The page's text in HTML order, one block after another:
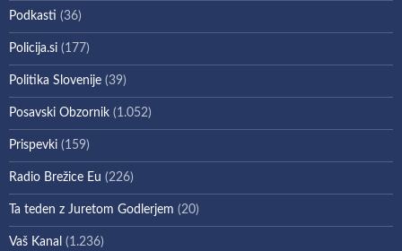
Podkasti (36)
Policija.si (177)
Politika Slovenije (39)
Posavski Obzornik (1.052)
Prispevki (159)
Radio Brežice Eu (226)
Ta teden z Juretom Godlerjem (20)
Vaš Kanal (1.236)